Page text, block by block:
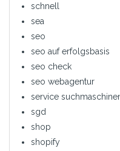
schnell
sea
seo
seo auf erfolgsbasis
seo check
seo webagentur
service
sgd
shop
shopify